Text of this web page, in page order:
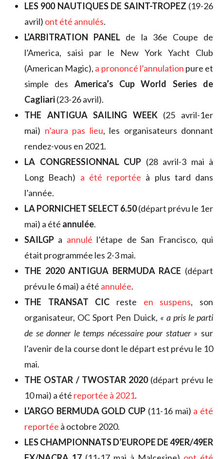
LES 900 NAUTIQUES DE SAINT-TROPEZ (19-26
avril) ont été annulés.
L’ARBITRATION PANEL de la 36e Coupe de
l’America, saisi par le New York Yacht Club
(American Magic), a prononcé l’annulation pure et
simple des America’s Cup World Series de
Cagliari(23-26 avril).
THE ANTIGUA SAILING WEEK(25 avril-1er
mai) n’aura pas lieu, les organisateurs donnant
rendez-vous en 2021.
LA CONGRESSIONNAL CUP (28 avril-3 mai à
Long Beach) a été reportée à plus tard dans
l’année.
LA PORNICHET SELECT 6.50(départ prévu le 1er
mai) a été annulée.
SAILGP a annulé l’étape de San Francisco, qui
était programmée les 2-3 mai.
THE 2020 ANTIGUA BERMUDA RACE (départ
prévu le 6 mai) a été annulée.
THE TRANSAT CIC reste en suspens, son
organisateur, OC Sport Pen Duick, « a pris le parti
de se donner le temps nécessaire pour statuer » sur
l’avenir de la course dont le départ est prévu le 10
mai.
THE OSTAR / TWOSTAR 2020(départ prévu le
10 mai) a été reportée à 2021.
L’ARGO BERMUDA GOLD CUP (11-16 mai) a été
reportée à octobre 2020.
LES CHAMPIONNATS D’EUROPE DE 49ER/49ER